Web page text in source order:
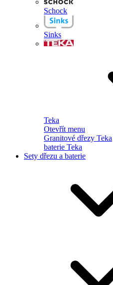
Schock
Sinks
Teka
Otevřít menu
Granitové dřezy Teka
baterie Teka
Sety dřezu a baterie